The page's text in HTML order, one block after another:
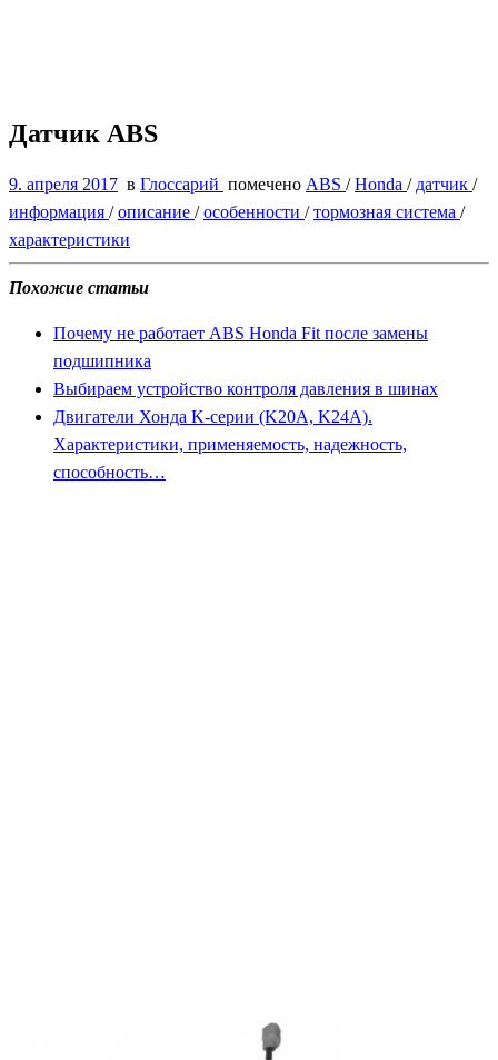
Датчик ABS
9. апреля 2017 в Глоссарий помечено ABS /Honda / датчик /
информация /описание /особенности /тормозная система /
характеристики
Похожие статьи
Почему не работает ABS Honda Fit после замены
подшипника
Выбираем устройство контроля давления в шинах
Двигатели Хонда K-серии (K20A, K24A).
Характеристики, применяемость, надежность,
способность…